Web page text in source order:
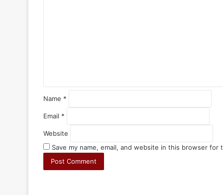
Name *
Email *
Website
Save my name, email, and website in this browser for